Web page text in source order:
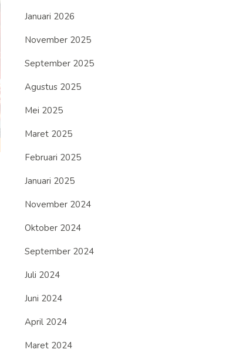
Januari 2026
November 2025
September 2025
Agustus 2025
Mei 2025
Maret 2025
Februari 2025
Januari 2025
November 2024
Oktober 2024
September 2024
Juli 2024
Juni 2024
April 2024
Maret 2024